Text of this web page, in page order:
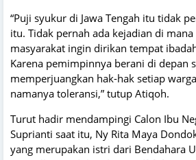
“Puji syukur di Jawa Tengah itu tidak
itu. Tidak pernah ada kejadian di
masyarakat ingin dirikan tempat
Karena pemimpinnya berani di depan
memperjuangkan hak-hak setiap
namanya toleransi,” tutup Atiqoh.
Turut hadir mendampingi Calon Ibu
Suprianti saat itu, Ny Rita Maya
yang merupakan istri dari Bendahara